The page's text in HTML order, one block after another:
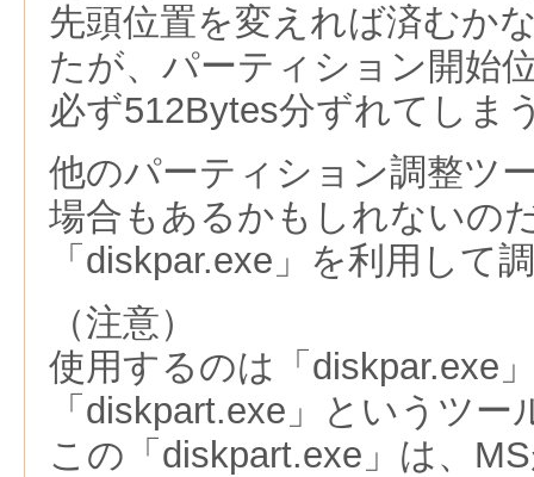
先頭位置を変えれば済むか
たが、パーティション開始
必ず512Bytes分ずれてしま
他のパーティション調整ツ
場合もあるかもしれないの
「diskpar.exe」を利用して
（注意）
使用するのは「diskpar.exe
「diskpart.exe」というツ
この「diskpart.exe」は、